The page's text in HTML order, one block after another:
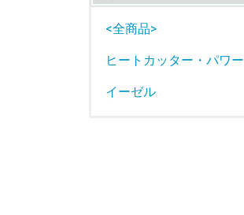
<全商品>
イーゼル